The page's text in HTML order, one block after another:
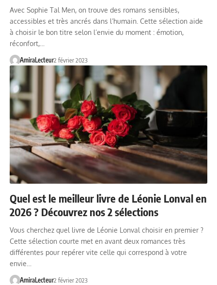
Avec Sophie Tal Men, on trouve des romans sensibles,
accessibles et très ancrés dans l’humain. Cette sélection aide
à choisir le bon titre selon l’envie du moment : émotion,
réconfort,…
AmiraLecteur2 février 2023
Quel est le meilleur livre de Léonie Lonval en
2026 ? Découvrez nos 2 sélections
Vous cherchez quel livre de Léonie Lonval choisir en premier ?
Cette sélection courte met en avant deux romances très
différentes pour repérer vite celle qui correspond à votre
envie…
AmiraLecteur2 février 2023